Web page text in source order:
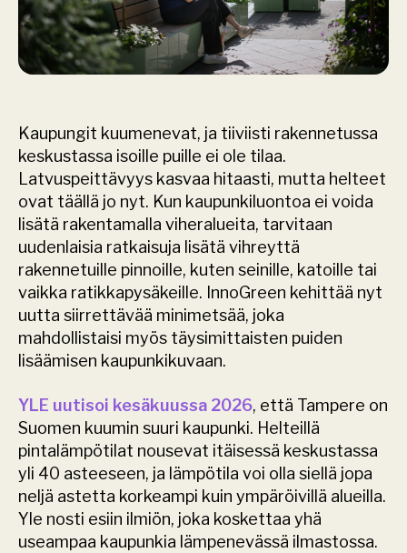
Kaupungit kuumenevat, ja tiiviisti rakennetussa
keskustassa isoille puille ei ole tilaa.
Latvuspeittävyys kasvaa hitaasti, mutta helteet
ovat täällä jo nyt. Kun kaupunkiluontoa ei voida
lisätä rakentamalla viheralueita, tarvitaan
uudenlaisia ratkaisuja lisätä vihreyttä
rakennetuille pinnoille, kuten seinille, katoille tai
vaikka ratikkapysäkeille. InnoGreen kehittää nyt
uutta siirrettävää minimetsää, joka
mahdollistaisi myös täysimittaisten puiden
lisäämisen kaupunkikuvaan.
YLE uutisoi kesäkuussa 2026, että Tampere on
Suomen kuumin suuri kaupunki. Helteillä
pintalämpötilat nousevat itäisessä keskustassa
yli 40 asteeseen, ja lämpötila voi olla siellä jopa
neljä astetta korkeampi kuin ympäröivillä alueilla.
Yle nosti esiin ilmiön, joka koskettaa yhä
useampaa kaupunkia lämpenevässä ilmastossa.